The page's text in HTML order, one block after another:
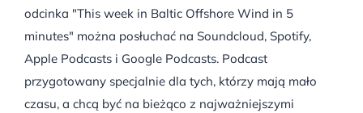
odcinka "This week in Baltic Offshore Wind in 5
minutes" można posłuchać na Soundcloud, Spotify,
Apple Podcasts i Google Podcasts. Podcast
przygotowany specjalnie dla tych, którzy mają mało
czasu, a chcą być na bieżąco z najważniejszymi